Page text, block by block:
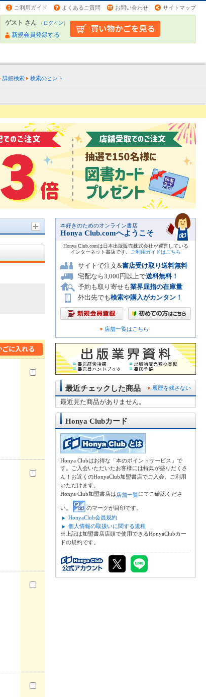
ご利用ガイド よくあるご質問 お問い合わせ サイトマップ
ゲスト さん （ログイン）
新規会員登録する
詳細検索 検索のヒント
本好きのためのオンライン書店
Honya Club.comへようこそ
Honya Club.comは日本出版販売株式会社が運営している
インターネット書店です。
ご利用ガイドはこちら
サイトで注文&書店受け取り送料無料
宅配なら3,000円以上で送料無料！
予約も取り寄せも業界屈指の在庫量
外出先でも検索や購入がカンタン！
店舗一覧はこちら
履歴を残さない
最近チェックした商品
最近見た商品がありません。
Honya Clubカード
Honya Clubはお得な「本のポイントサービス」で
す。ご入会いただいたお客様には特典が盛りだくさ
ん！お近くのHonyaClub加盟書店でご入会、ご利用
いただけます。
Honya Club加盟書店は店舗一覧にてご確認くださ
い。
のマークが目印です。
HonyaClub会員規約
個人情報の取扱いに関する規程
※上記は加盟書店店頭で使用できるHonyaClubカー
ドの規約です。